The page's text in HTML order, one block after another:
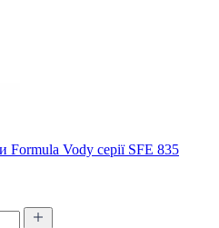
Formula Vody серії SFE 835